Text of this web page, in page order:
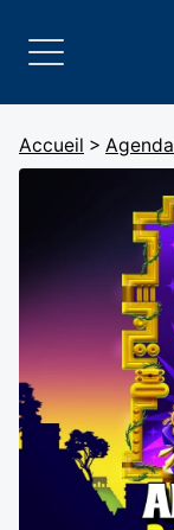
Accueil > Agenda